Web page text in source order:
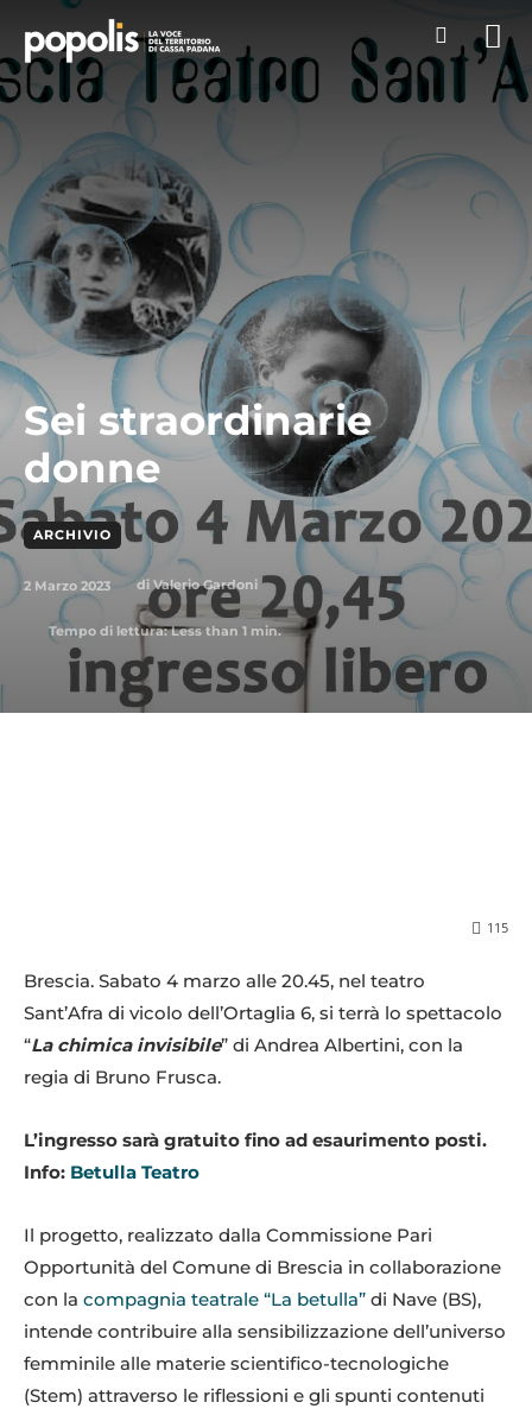
Sei straordinarie
donne
ARCHIVIO
2 Marzo 2023 di Valerio Gardoni
Tempo di lettura:Less than 1 min.
115
Brescia. Sabato 4 marzo alle 20.45, nel teatro
Sant’Afra di vicolo dell’Ortaglia 6, si terrà lo spettacolo
“La chimica invisibile” di Andrea Albertini, con la
regia di Bruno Frusca.
L’ingresso sarà gratuito fino ad esaurimento posti.
Info: Betulla Teatro
Il progetto, realizzato dalla Commissione Pari
Opportunità del Comune di Brescia in collaborazione
con la compagnia teatrale “La betulla” di Nave (BS),
intende contribuire alla sensibilizzazione dell’universo
femminile alle materie scientifico-tecnologiche
(Stem) attraverso le riflessioni e gli spunti contenuti